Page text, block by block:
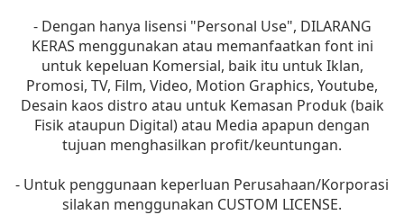
- Dengan hanya lisensi "Personal Use", DILARANG
KERAS menggunakan atau memanfaatkan font ini
untuk kepeluan Komersial, baik itu untuk Iklan,
Promosi, TV, Film, Video, Motion Graphics, Youtube,
Desain kaos distro atau untuk Kemasan Produk (baik
Fisik ataupun Digital) atau Media apapun dengan
tujuan menghasilkan profit/keuntungan.
- Untuk penggunaan keperluan Perusahaan/Korporasi
silakan menggunakan CUSTOM LICENSE.